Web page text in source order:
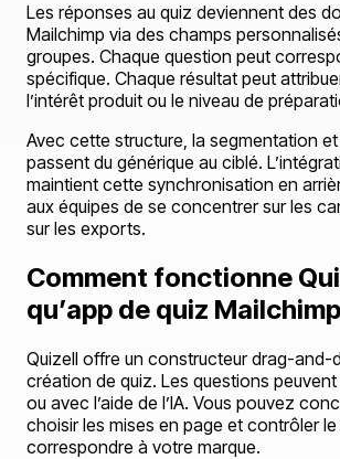
Les réponses au quiz deviennent des
Mailchimp via des champs
groupes. Chaque question peut
spécifique. Chaque résultat peut
l’intérêt produit ou le niveau de
Avec cette structure, la segmentation et
passent du générique au ciblé.
maintient cette synchronisation en
aux équipes de se concentrer sur les
sur les exports.
Comment fonctionne
qu’app de quiz Mailchimp
Quizell offre un constructeur drag-and-
création de quiz. Les questions
ou avec l’aide de l’IA. Vous pouvez
choisir les mises en page et contrôler
correspondre à votre marque.